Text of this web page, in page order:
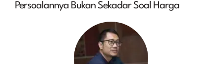
Persoalannya Bukan Sekadar Soal Harga